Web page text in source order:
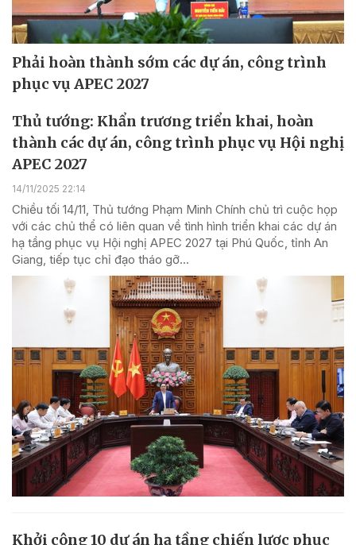
Phải hoàn thành sớm các dự án, công trình
phục vụ APEC 2027​
Thủ tướng: Khẩn trương triển khai, hoàn
thành các dự án, công trình phục vụ Hội nghị
APEC 2027
14/11/2025 22:14
Chiều tối 14/11, Thủ tướng Phạm Minh Chính chủ trì cuộc họp
với các chủ thể có liên quan về tình hình triển khai các dự án
hạ tầng phục vụ Hội nghị APEC 2027 tại Phú Quốc, tỉnh An
Giang, tiếp tục chỉ đạo tháo gỡ...
Khởi công 10 dự án hạ tầng chiến lược phục